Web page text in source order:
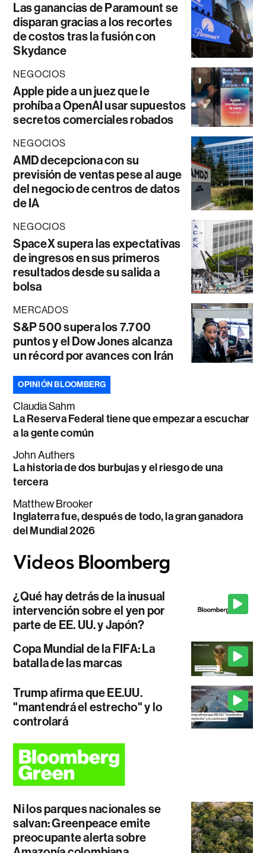
Las ganancias de Paramount se
disparan gracias a los recortes
de costos tras la fusión con
Skydance
NEGOCIOS
Apple pide a un juez que le
prohíba a OpenAI usar supuestos
secretos comerciales robados
NEGOCIOS
AMD decepciona con su
previsión de ventas pese al auge
del negocio de centros de datos
de IA
NEGOCIOS
SpaceX supera las expectativas
de ingresos en sus primeros
resultados desde su salida a
bolsa
MERCADOS
S&P 500 supera los 7.700
puntos y el Dow Jones alcanza
un récord por avances con Irán
OPINIÓN BLOOMBERG
Claudia Sahm
La Reserva Federal tiene que empezar a escuchar
a la gente común
John Authers
La historia de dos burbujas y el riesgo de una
tercera
Matthew Brooker
Inglaterra fue, después de todo, la gran ganadora
del Mundial 2026
¿Qué hay detrás de la inusual
intervención sobre el yen por
parte de EE. UU. y Japón?
Copa Mundial de la FIFA: La
batalla de las marcas
Trump afirma que EE.UU.
"mantendrá el estrecho" y lo
controlará
Ni los parques nacionales se
salvan: Greenpeace emite
preocupante alerta sobre